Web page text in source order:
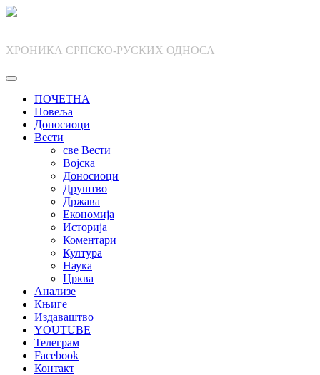
Skip
ХРОНИКА СРПСКО-РУСКИХ ОДНОСА
ПОЧЕТНА
Повеља
Доносиоци
Вести
све Вести
Војска
Доносиоци
Друштво
Држава
Економија
Историја
Коментари
Култура
Наука
Црква
Анализе
Књиге
Издаваштво
YOUTUBE
Телеграм
Facebook
Контакт